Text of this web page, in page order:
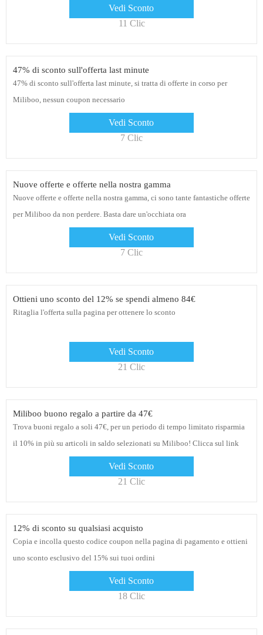
Vedi Sconto
11 Clic
47% di sconto sull'offerta last minute
47% di sconto sull'offerta last minute, si tratta di offerte in corso per
Miliboo, nessun coupon necessario
Vedi Sconto
7 Clic
Nuove offerte e offerte nella nostra gamma
Nuove offerte e offerte nella nostra gamma, ci sono tante fantastiche offerte
per Miliboo da non perdere. Basta dare un'occhiata ora
Vedi Sconto
7 Clic
Ottieni uno sconto del 12% se spendi almeno 84€
Ritaglia l'offerta sulla pagina per ottenere lo sconto
Vedi Sconto
21 Clic
Miliboo buono regalo a partire da 47€
Trova buoni regalo a soli 47€, per un periodo di tempo limitato risparmia
il 10% in più su articoli in saldo selezionati su Miliboo! Clicca sul link
Vedi Sconto
21 Clic
12% di sconto su qualsiasi acquisto
Copia e incolla questo codice coupon nella pagina di pagamento e ottieni
uno sconto esclusivo del 15% sui tuoi ordini
Vedi Sconto
18 Clic